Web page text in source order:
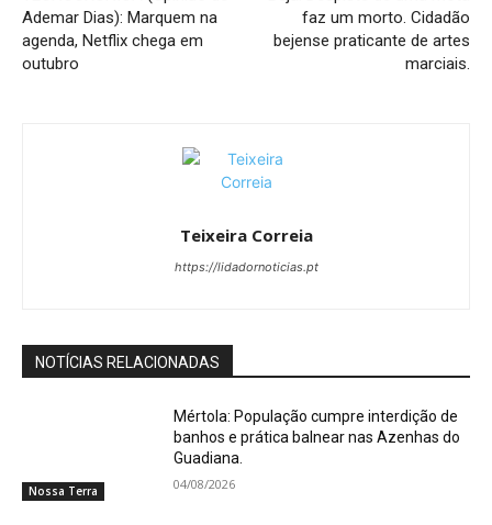
Ademar Dias): Marquem na
agenda, Netflix chega em
outubro
faz um morto. Cidadão
bejense praticante de artes
marciais.
Teixeira Correia
https://lidadornoticias.pt
NOTÍCIAS RELACIONADAS
Nossa Terra
Mértola: População cumpre interdição de
banhos e prática balnear nas Azenhas do
Guadiana.
04/08/2026